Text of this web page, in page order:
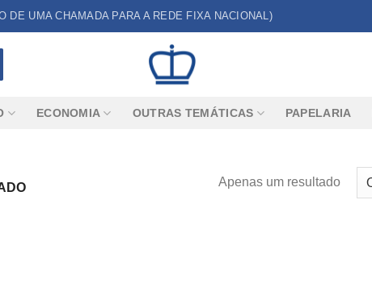
DE UMA CHAMADA PARA A REDE FIXA NACIONAL)
ECONOMIA OUTRAS TEMÁTICAS PAPELARIA
Apenas um resultado